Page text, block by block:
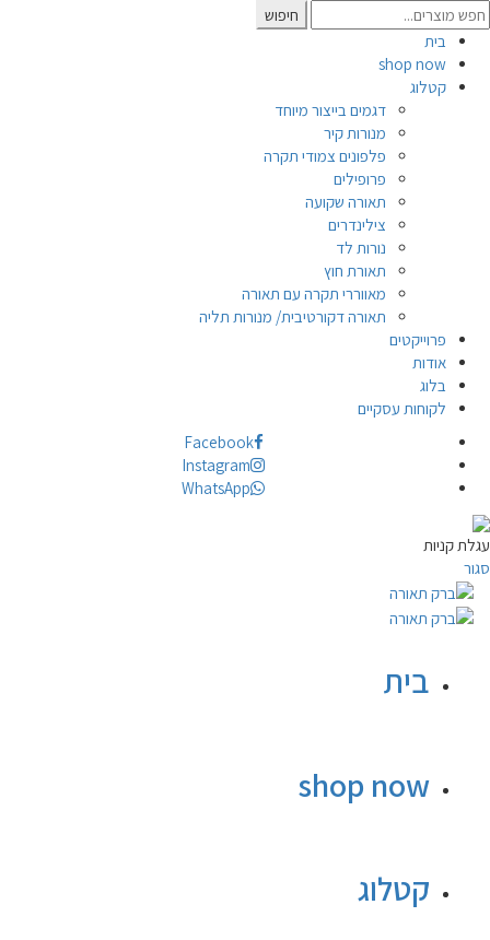
Search
for:
חיפוש
בית
shop now
קטלוג
דגמים בייצור מיוחד
מנורות קיר
פלפונים צמודי תקרה
פרופילים
תאורה שקועה
צילינדרים
נורות לד
תאורת חוץ
מאווררי תקרה עם תאורה
תאורה דקורטיבית/ מנורות תליה
פרוייקטים
אודות
בלוג
לקוחות עסקיים
Facebook
Instagram
WhatsApp
עגלת קניות
סגור
בית
shop now
קטלוג